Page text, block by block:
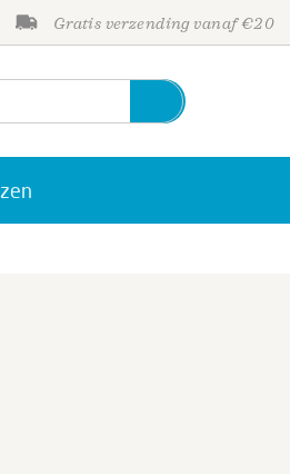
Gratis verzending vanaf €20
Personen